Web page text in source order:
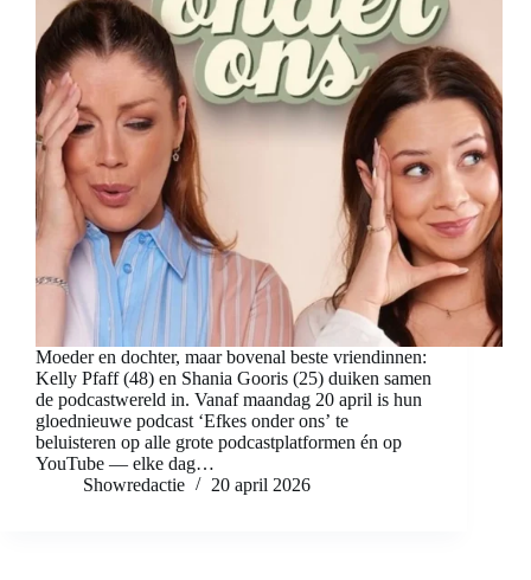
Moeder en dochter, maar bovenal beste vriendinnen:
Kelly Pfaff (48) en Shania Gooris (25) duiken samen
de podcastwereld in. Vanaf maandag 20 april is hun
gloednieuwe podcast ‘Efkes onder ons’ te
beluisteren op alle grote podcastplatformen én op
YouTube — elke dag…
Showredactie
20 april 2026